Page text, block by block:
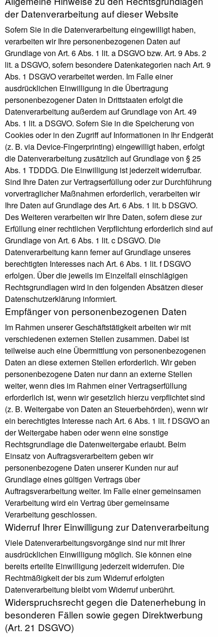
der Datenverarbeitung auf dieser Website
Sofern Sie in die Datenverarbeitung eingewilligt haben,
verarbeiten wir Ihre personenbezogenen Daten auf
Grundlage von Art. 6 Abs. 1 lit. a DSGVO bzw. Art. 9 Abs. 2
lit. a DSGVO, sofern besondere Datenkategorien nach Art. 9
Abs. 1 DSGVO verarbeitet werden. Im Falle einer
ausdrücklichen Einwilligung in die Übertragung
personenbezogener Daten in Drittstaaten erfolgt die
Datenverarbeitung außerdem auf Grundlage von Art. 49
Abs. 1 lit. a DSGVO. Sofern Sie in die Speicherung von
Cookies oder in den Zugriff auf Informationen in Ihr Endgerät
(z. B. via Device-Fingerprinting) eingewilligt haben, erfolgt
die Datenverarbeitung zusätzlich auf Grundlage von § 25
Abs. 1 TDDDG. Die Einwilligung ist jederzeit widerrufbar.
Sind Ihre Daten zur Vertragserfüllung oder zur Durchführung
vorvertraglicher Maßnahmen erforderlich, verarbeiten wir
Ihre Daten auf Grundlage des Art. 6 Abs. 1 lit. b DSGVO.
Des Weiteren verarbeiten wir Ihre Daten, sofern diese zur
Erfüllung einer rechtlichen Verpflichtung erforderlich sind auf
Grundlage von Art. 6 Abs. 1 lit. c DSGVO. Die
Datenverarbeitung kann ferner auf Grundlage unseres
berechtigten Interesses nach Art. 6 Abs. 1 lit. f DSGVO
erfolgen. Über die jeweils im Einzelfall einschlägigen
Rechtsgrundlagen wird in den folgenden Absätzen dieser
Datenschutzerklärung informiert.
Empfänger von personenbezogenen Daten
Im Rahmen unserer Geschäftstätigkeit arbeiten wir mit
verschiedenen externen Stellen zusammen. Dabei ist
teilweise auch eine Übermittlung von personenbezogenen
Daten an diese externen Stellen erforderlich. Wir geben
personenbezogene Daten nur dann an externe Stellen
weiter, wenn dies im Rahmen einer Vertragserfüllung
erforderlich ist, wenn wir gesetzlich hierzu verpflichtet sind
(z. B. Weitergabe von Daten an Steuerbehörden), wenn wir
ein berechtigtes Interesse nach Art. 6 Abs. 1 lit. f DSGVO an
der Weitergabe haben oder wenn eine sonstige
Rechtsgrundlage die Datenweitergabe erlaubt. Beim
Einsatz von Auftragsverarbeitern geben wir
personenbezogene Daten unserer Kunden nur auf
Grundlage eines gültigen Vertrags über
Auftragsverarbeitung weiter. Im Falle einer gemeinsamen
Verarbeitung wird ein Vertrag über gemeinsame
Verarbeitung geschlossen.
Widerruf Ihrer Einwilligung zur Datenverarbeitung
Viele Datenverarbeitungsvorgänge sind nur mit Ihrer
ausdrücklichen Einwilligung möglich. Sie können eine
bereits erteilte Einwilligung jederzeit widerrufen. Die
Rechtmäßigkeit der bis zum Widerruf erfolgten
Datenverarbeitung bleibt vom Widerruf unberührt.
Widerspruchsrecht gegen die Datenerhebung in
besonderen Fällen sowie gegen Direktwerbung
(Art. 21 DSGVO)